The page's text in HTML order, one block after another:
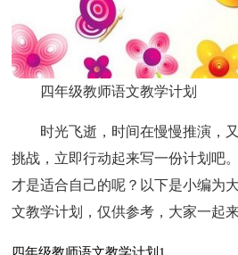
四年级教师语文教学计划
时光飞逝，时间在慢慢推演，
挑战，立即行动起来写一份计划吧
才是适合自己的呢？以下是小编为
文教学计划，仅供参考，大家一起来